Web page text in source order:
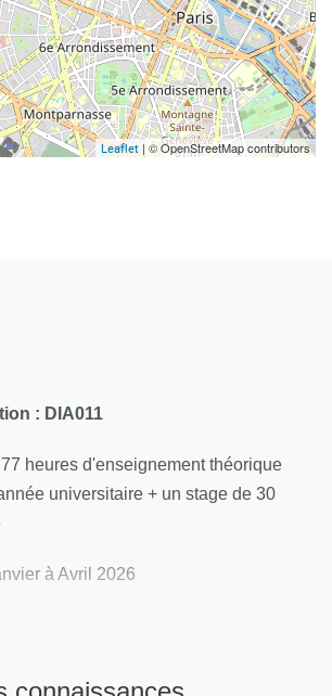
Leaflet | © OpenStreetMap contributors
: DIA011
77 heures d'enseignement théorique
universitaire + un stage de 30
à Avril 2026